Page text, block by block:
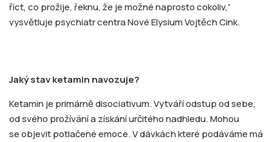
říct, co prožije, řeknu, že je možné naprosto cokoliv,”
vysvětluje psychiatr centra Nové Elysium Vojtěch Cink.
Jaký stav ketamin navozuje?
Ketamin je primárně disociativum. Vytváří odstup od sebe,
od svého prožívání a získání určitého nadhledu. Mohou
se objevit potlačené emoce. V dávkách které podáváme má